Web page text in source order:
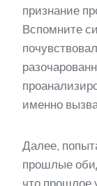
признание
Вспомните
именно
Далее,
прошлые
что прошлое